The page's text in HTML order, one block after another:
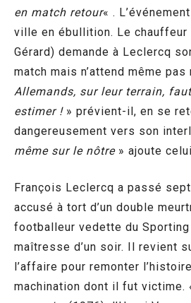
en match retour« .
ville en ébullition. Le chauffeur
Gérard) demande à Leclercq
match mais n’attend même pas
Allemands, sur leur terrain,
estimer !» prévient-il, en se
dangereusement vers son
même sur le nôtre» ajoute
François Leclercq a passé
accusé à tort d’un double
footballeur vedette du
maîtresse d’un soir. Il revient
l’affaire pour remonter
machination dont il fut victime.